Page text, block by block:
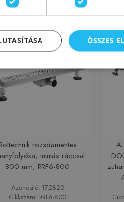
-10%
Roltechnik rozsdamentes
mintás ráccsal
800 mm, RRF6-800
Azonosító: 172820
Cikkszám: RRF6-800
ÖSSZES